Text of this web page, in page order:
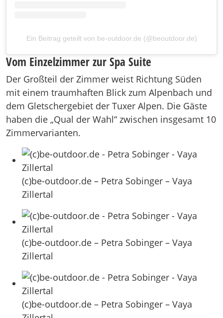
Ein Beitrag geteilt von be-outdoor.de (@beoutdoor.de)
Vom Einzelzimmer zur Spa Suite
Der Großteil der Zimmer weist Richtung Süden
mit einem traumhaften Blick zum Alpenbach und
dem Gletschergebiet der Tuxer Alpen. Die Gäste
haben die „Qual der Wahl“ zwischen insgesamt 10
Zimmervarianten.
(c)be-outdoor.de – Petra Sobinger – Vaya
Zillertal
(c)be-outdoor.de – Petra Sobinger – Vaya
Zillertal
(c)be-outdoor.de – Petra Sobinger – Vaya